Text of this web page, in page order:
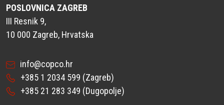
POSLOVNICA ZAGREB
III Resnik 9,
10 000 Zagreb, Hrvatska
info@copco.hr
+385 1 2034 599 (Zagreb)
+385 21 283 349 (Dugopolje)